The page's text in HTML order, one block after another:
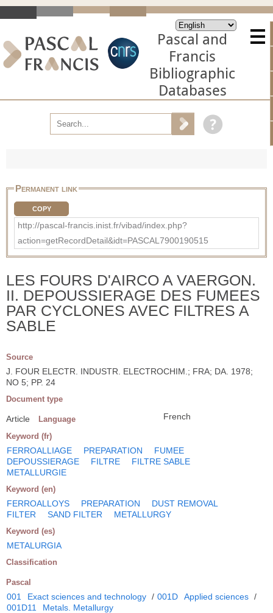
Pascal and
Francis
Bibliographic
Databases
Permanent link
COPY
http://pascal-francis.inist.fr/vibad/index.php?
action=getRecordDetail&idt=PASCAL7900190515
LES FOURS D'AIRCO A VAERGON.
II. DEPOUSSIERAGE DES FUMEES
PAR CYCLONES AVEC FILTRES A
SABLE
Source
J. FOUR ELECTR. INDUSTR. ELECTROCHIM.; FRA; DA. 1978;
NO 5; PP. 24
Document type
Article Language French
Keyword (fr)
FERROALLIAGE PREPARATION
FUMEE
DEPOUSSIERAGE
FILTRE
FILTRE SABLE
METALLURGIE
Keyword (en)
FERROALLOYS PREPARATION
DUST REMOVAL
FILTER
SAND FILTER METALLURGY
Keyword (es)
METALURGIA
Classification
Pascal
001 Exact sciences and technology / 001D Applied sciences /
001D11
Metals. Metallurgy